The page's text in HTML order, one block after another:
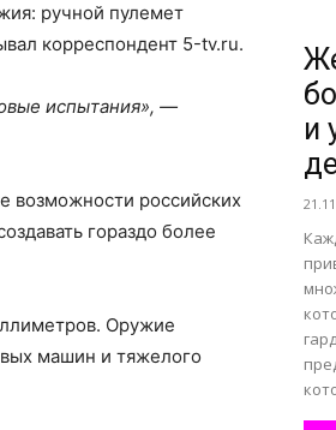
нем
ручной пулемет
корреспондент 5-tv.ru.
испытания», —
возможности российских
гораздо более
Оружие
машин и тяжелого
и